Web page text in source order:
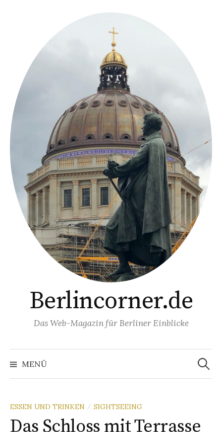
Berlincorner.de
Das Web-Magazin für Berliner Einblicke
MENÜ
Suchen
nach:
ESSEN UND TRINKEN / SIGHTSEEING
Das Schloss mit Terrasse